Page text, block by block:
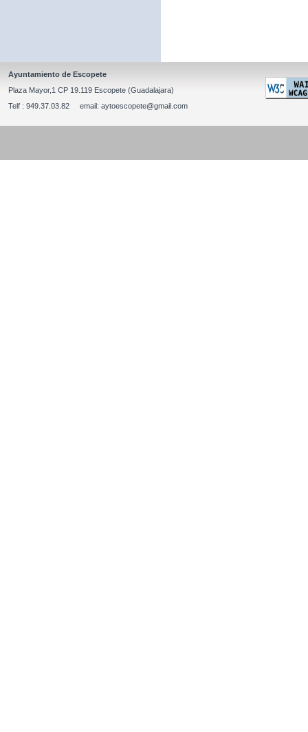
Ayuntamiento de Escopete
Plaza Mayor,1 CP 19.119 Escopete (Guadalajara)
Telf : 949.37.03.82 email: aytoescopete@gmail.com